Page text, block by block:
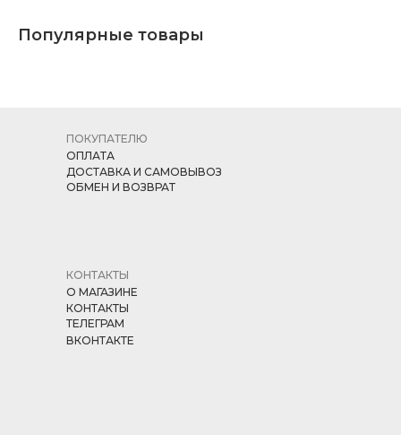
Популярные товары
КОНТАКТЫ
О МАГАЗИНЕ
КОНТАКТЫ
ТЕЛЕГРАМ
ВКОНТАКТЕ
ПОКУПАТЕЛЮ
ОПЛАТА
ДОСТАВКА И САМОВЫВОЗ
ОБМЕН И ВОЗВРАТ